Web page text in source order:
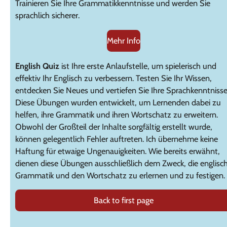
Trainieren Sie Ihre Grammatikkenntnisse und werden Sie
sprachlich sicherer.
Mehr Info
English Quiz ist Ihre erste Anlaufstelle, um spielerisch und
effektiv Ihr Englisch zu verbessern. Testen Sie Ihr Wissen,
entdecken Sie Neues und vertiefen Sie Ihre
Diese Übungen wurden entwickelt, um Lernenden dabei zu
helfen, ihre Grammatik und ihren Wortschatz zu erweitern.
Obwohl der Großteil der Inhalte sorgfältig erstellt wurde,
können gelegentlich Fehler auftreten. Ich übernehme keine
Haftung für etwaige Ungenauigkeiten. Wie bereits erwähnt,
dienen diese Übungen ausschließlich dem Zweck, die
Grammatik und den Wortschatz zu erlernen und zu festigen.
Back to first page